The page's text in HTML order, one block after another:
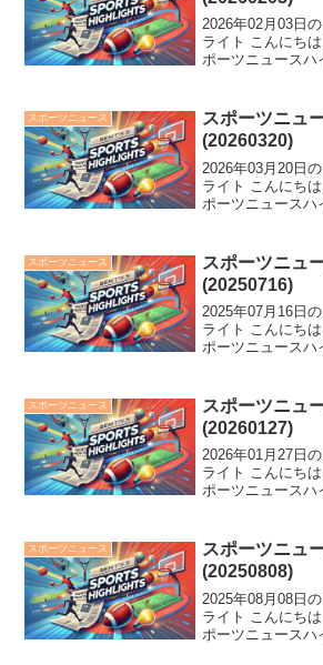
2026年02月03日
ライト こんにち
ポーツニュースハ
を告白。マラソン
迫り...
スポーツニュース
スポーツニュ
(20260320)
2026年03月20日
ライト こんにち
ポーツニュースハ
造問題で謝罪、セ
ル...
スポーツニュース
スポーツニュ
(20250716)
2025年07月16日
ライト こんにち
ポーツニュースハ
い上げ、話題騒然
サ...
スポーツニュース
スポーツニュ
(20260127)
2026年01月27日
ライト こんにち
ポーツニュースハ
プロレス退団など
スポーツニュース
スポーツニュ
(20250808)
2025年08月08日
ライト こんにち
ポーツニュースハ